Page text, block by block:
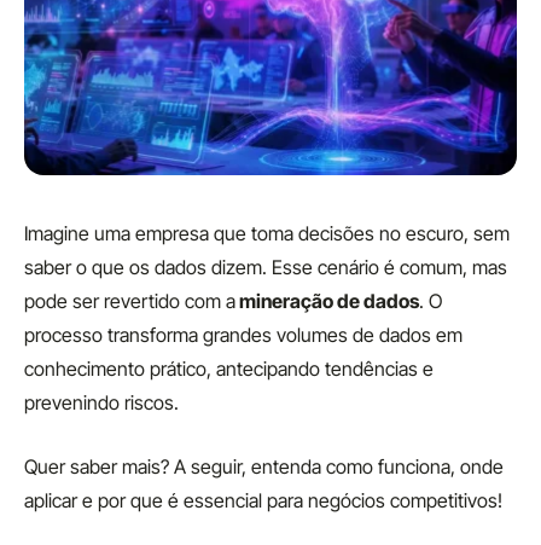
Imagine uma empresa que toma decisões no escuro, sem
saber o que os dados dizem. Esse cenário é comum, mas
pode ser revertido com amineração de dados. O
processo transforma grandes volumes de dados em
conhecimento prático, antecipando tendências e
prevenindo riscos.
Quer saber mais? A seguir, entenda como funciona, onde
aplicar e por que é essencial para negócios competitivos!